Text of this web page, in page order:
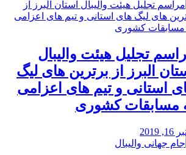
تجلیل هیئت والیبال
البرز از برترین های لیگ
استانی و تیم های اعزامی
مسابقات کشوری
2019